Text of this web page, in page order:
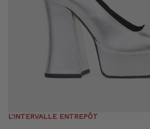
L'INTERVALLE ENTREPÔT